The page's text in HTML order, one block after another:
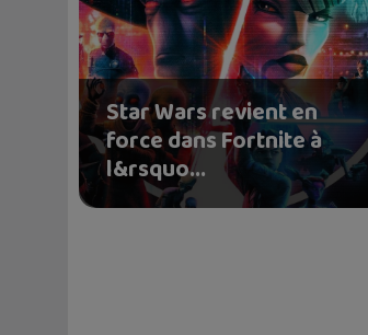
Star Wars revient en
force dans Fortnite à
l&rsquo...